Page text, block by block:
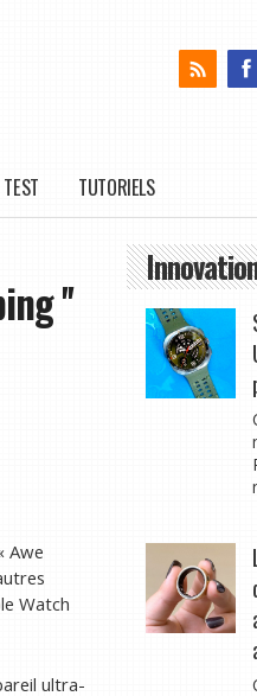
TEST TUTORIELS
''
Awe
Watch
ultra-